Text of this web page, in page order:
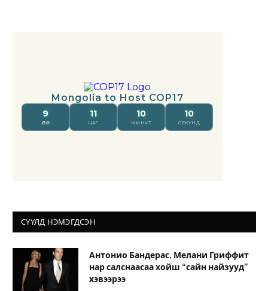
СҮҮЛД НЭМЭГДСЭН
Антонио Бандерас, Мелани Гриффит
нар салснаасаа хойш “сайн найзууд”
хэвээрээ